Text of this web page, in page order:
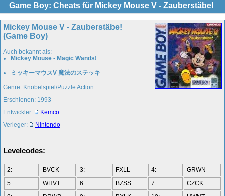
Game Boy: Cheats für Mickey Mouse V - Zauberstäbe!
Mickey Mouse V - Zauberstäbe!
(Game Boy)
Auch bekannt als:
Mickey Mouse - Magic Wands!
ミッキーマウスV 魔法のステッキ
Genre: Knobelspiel/Puzzle Action
Erschienen: 1993
Entwickler:
Kemco
Verleger:
Nintendo
Levelcodes:
2: BVCK 3: FXLL 4:
GRWN
5:
WHVT 6: BZSS 7:
CZCK